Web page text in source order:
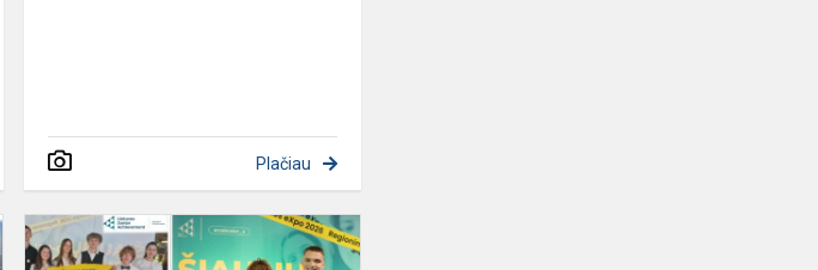
Plačiau
Mokyklos
karjeros
„Alumni